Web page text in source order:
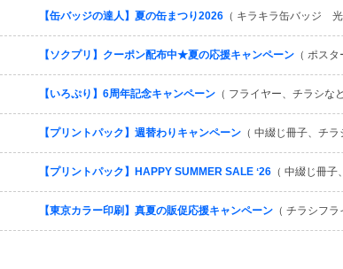
【缶バッジの達人】夏の缶まつり2026 （ キラキラ缶バッジ 光
【ソクプリ】クーポン配布中★夏の応援キャンペーン （ ポスタ
【いろぷり】6周年記念キャンペーン （ フライヤー、チラシな
【プリントパック】週替わりキャンペーン （ 中綴じ冊子、チ
【プリントパック】HAPPY SUMMER SALE ʻ26 （ 中綴じ冊
【東京カラー印刷】真夏の販促応援キャンペーン （ チラシフ